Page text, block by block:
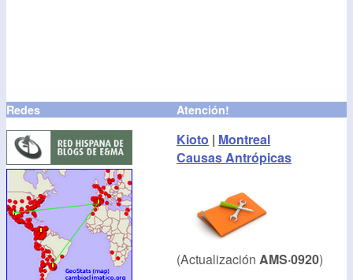
Redes Atención!
Kioto | Montreal
Causas Antrópicas
(Actualización AMS·0920)